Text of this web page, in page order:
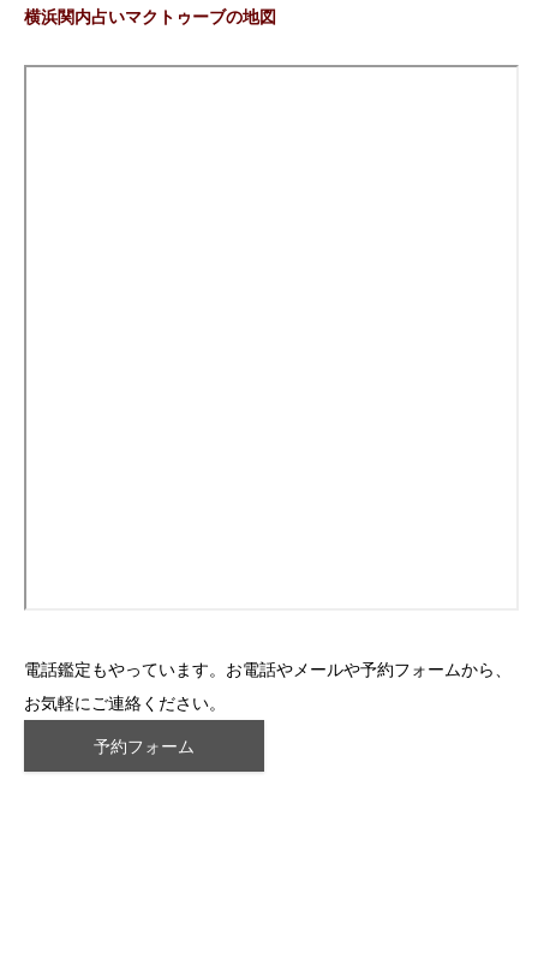
横浜関内占いマクトゥーブの地図
電話鑑定もやっています。お電話やメールや予約フォームから、
お気軽にご連絡ください。
予約フォーム